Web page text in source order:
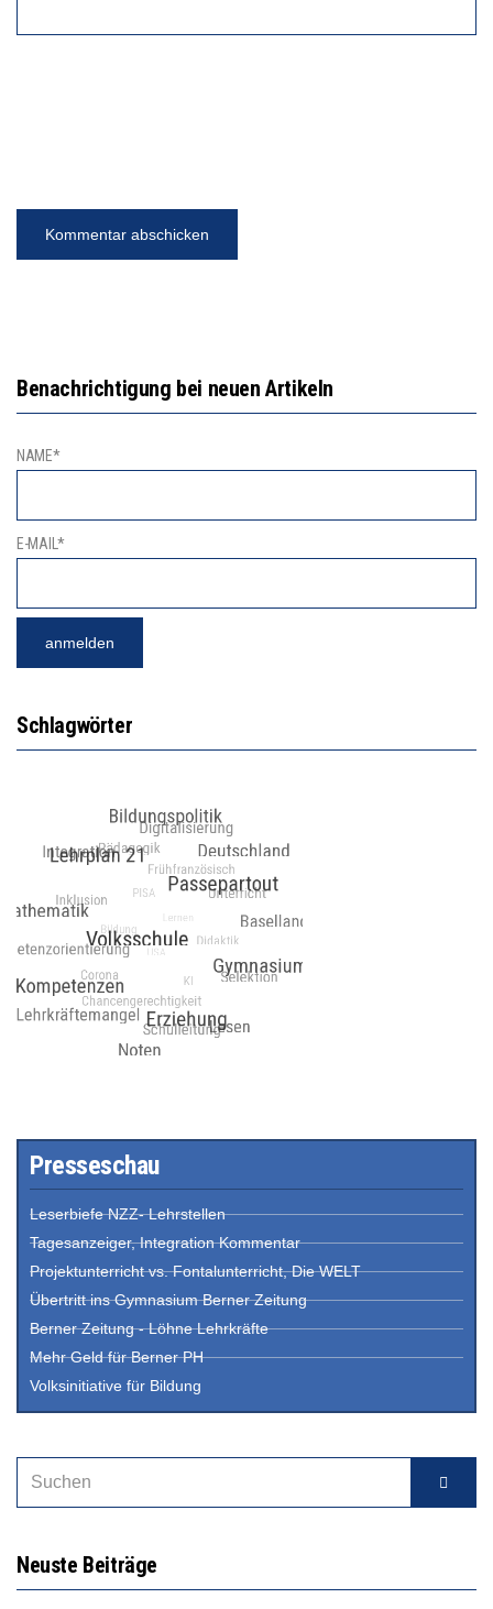
Benachrichtigung bei neuen Artikeln
NAME*
E-MAIL*
Schlagwörter
Presseschau
Leserbiefe NZZ- Lehrstellen
Tagesanzeiger, Integration Kommentar
Projektunterricht vs. Fontalunterricht, Die WELT
Übertritt ins Gymnasium Berner Zeitung
Berner Zeitung - Löhne Lehrkräfte
Mehr Geld für Berner PH
Volksinitiative für Bildung
Neuste Beiträge